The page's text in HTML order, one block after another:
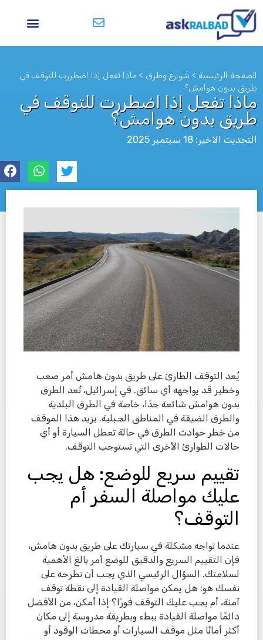
الصفحة الرئيسية > شوارع وطرق > ماذا تفعل إذا اضطررت للتوقف في
طريق بدون هوامش؟
ماذا تفعل إذا اضطررت للتوقف في
طريق بدون هوامش؟
التحديث الاخير: 18 سبتمبر 2025
לא
يُعد التوقف الطارئ على طريق بدون هامش أمر صعب
وخطير قد يواجهه أي سائق. في إسرائيل، تُعد الطرق
بدون هوامش شائعة جدًا، خاصة في الطرق البلدية
والطرق الضيقة في المناطق الجبلية. يزيد هذا الموقف
من خطر حوادث الطرق في حالة تعطل السيارة أو أي
حالات الطوارئ الأخرى التي تستوجب التوقف.
تقييم سريع للوضع: هل يجب
عليك مواصلة السفر أم
التوقف؟
عندما تواجه مشكلة في سيارتك على طريق بدون هامش،
فإن التقييم السريع والدقيق للوضع أمر بالغ الأهمية
لسلامتك. السؤال الرئيسي الذي يجب أن تطرحه على
نفسك هو: هل يمكن مواصلة القيادة إلى نقطة توقف
آمنة، أم يجب عليك التوقف فورًا؟ إذا أمكن، من الأفضل
دائمًا مواصلة القيادة ببطء وبطريقة مدروسة إلى مكان
أكثر أمانًا مثل موقف السيارات أو محطات الوقود أو